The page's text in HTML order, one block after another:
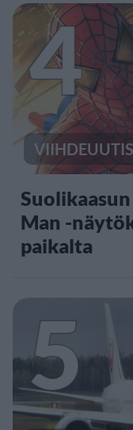
4
Man -
paikalta
5